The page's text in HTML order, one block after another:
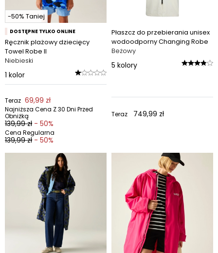
-50% Taniej
DOSTĘPNE TYLKO ONLINE
Ręcznik plażowy dziecięcy
Towel Robe II
Niebieski
1 kolor
Teraz 69,99 zł
Najniższa Cena Z 30 Dni Przed
Obniżką
139,99 zł - 50%
Cena Regularna
139,99 zł - 50%
Płaszcz do przebierania unisex
wodoodporny Changing Robe
Beżowy
5 kolory
Teraz 749,99 zł